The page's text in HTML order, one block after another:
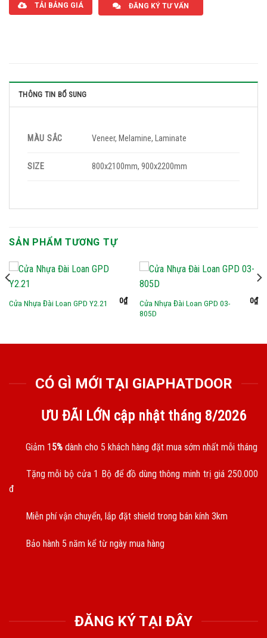
TẢI BẢNG GIÁ ĐĂNG KÝ TƯ VẤN
THÔNG TIN BỔ SUNG
MÀU SẮC Veneer, Melamine, Laminate
SIZE 800x2100mm, 900x2200mm
SẢN PHẨM TƯƠNG TỰ
Cửa Nhựa Đài Loan GPD Y2.21 0₫
Cửa Nhựa Đài Loan GPD 03-
805D
0₫
CÓ GÌ MỚI TẠI GIAPHATDOOR
ƯU ĐÃI LỚN cập nhật tháng 8/2026
Giảm 15% dành cho 5 khách hàng đặt mua sớm nhất mỗi tháng
Tặng mỗi bộ cửa 1 Bộ để đồ dùng thông minh trị giá 250.000
đ
Miễn phí vận chuyển, lắp đặt shield trong bán kính 3km
Bảo hành 5 năm kể từ ngày mua hàng
ĐĂNG KÝ TẠI ĐÂY